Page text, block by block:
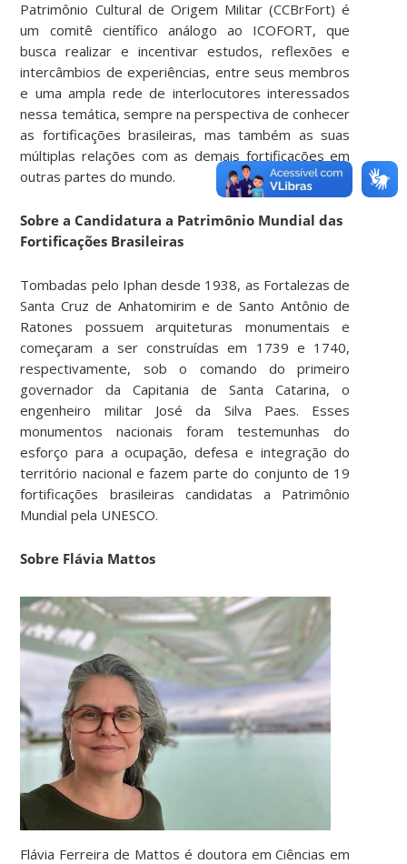
Patrimônio Cultural de Origem Militar (CCBrFort) é
um comitê científico análogo ao ICOFORT, que
busca realizar e incentivar estudos, reflexões e
intercâmbios de experiências, entre seus membros
e uma ampla rede de interlocutores interessados
nessa temática, sempre na perspectiva de conhecer
as fortificações brasileiras, mas também as suas
múltiplas relações com as demais fortificações em
outras partes do mundo.
Sobre a Candidatura a Patrimônio Mundial das
Fortificações Brasileiras
Tombadas pelo Iphan desde 1938, as Fortalezas de
Santa Cruz de Anhatomirim e de Santo Antônio de
Ratones possuem arquiteturas monumentais e
começaram a ser construídas em 1739 e 1740,
respectivamente, sob o comando do primeiro
governador da Capitania de Santa Catarina, o
engenheiro militar José da Silva Paes. Esses
monumentos nacionais foram testemunhas do
esforço para a ocupação, defesa e integração do
território nacional e fazem parte do conjunto de 19
fortificações brasileiras candidatas a Patrimônio
Mundial pela UNESCO.
Sobre Flávia Mattos
Flávia Ferreira de Mattos é doutora em Ciências em